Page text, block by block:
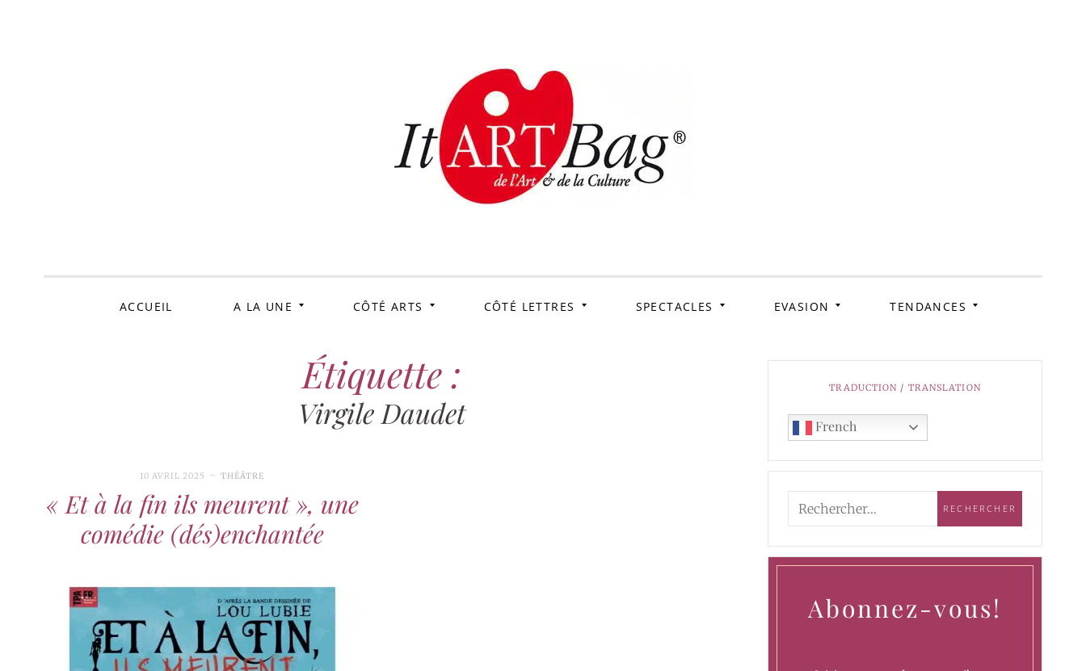
ItArtBag
ACCUEIL A LA UNE CÔTÉ ARTS CÔTÉ LETTRES SPECTACLES EVASION TENDANCES
Étiquette :
Virgile Daudet
10 AVRIL 2025 THÉÂTRE
« Et à la fin ils meurent », une
comédie (dés)enchantée
TRADUCTION / TRANSLATION
French
Abonnez-vous!